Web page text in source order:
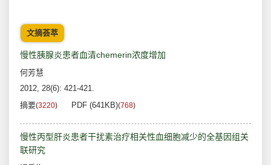
文摘荟萃
慢性胰腺炎患者血清chemerin浓度增加
何芳慧
2012, 28(6): 421-421.
摘要(3220) PDF (641KB)(768)
慢性丙型肝炎患者干扰素治疗相关性血细胞减少的全基因组关
联研究